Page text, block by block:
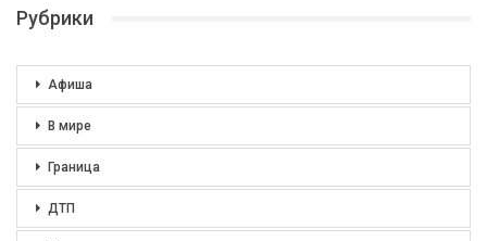
Рубрики
Афиша
В мире
Граница
ДТП